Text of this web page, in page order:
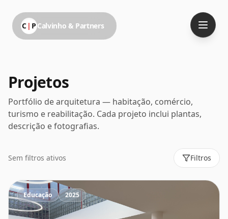
C | P Calvinho & Partners
Projetos
Portfólio de arquitetura — habitação, comércio,
turismo e reabilitação. Cada projeto inclui plantas,
descrição e fotografias.
Sem filtros ativos Filtros
Educação 2025